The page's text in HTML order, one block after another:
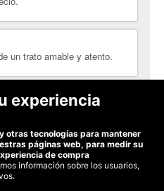
un trato amable y atento.
vuelva este bar a bilbao
experiencia
otras tecnologías para mantener
páginas web, para medir su
de compra
información sobre los usuarios,